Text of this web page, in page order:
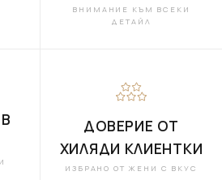
ВНИМАНИЕ КЪМ ВСЕКИ
ДЕТАЙЛ
ДОВЕРИЕ ОТ
ХИЛЯДИ КЛИЕНТКИ
ИЗБРАНО ОТ ЖЕНИ С ВКУС